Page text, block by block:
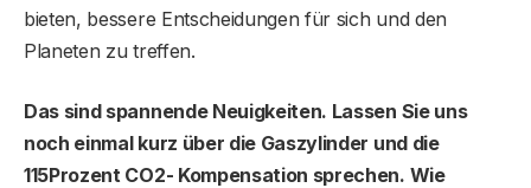
bieten, bessere Entscheidungen für sich und den
Planeten zu treffen.
Das sind spannende Neuigkeiten. Lassen Sie uns
noch einmal kurz über die Gaszylinder und die
115Prozent CO2- Kompensation sprechen. Wie